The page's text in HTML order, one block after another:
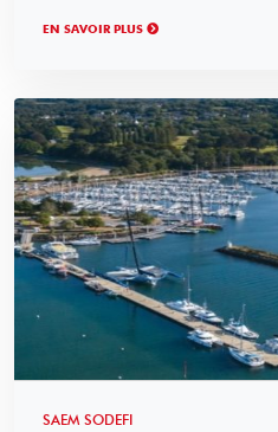
EN SAVOIR PLUS
SAEM SODEFI